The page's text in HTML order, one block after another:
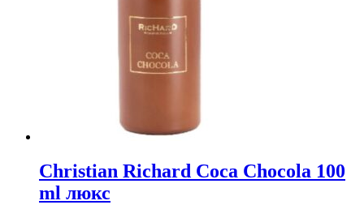
Christian Richard Coca Chocola 100
ml люкс